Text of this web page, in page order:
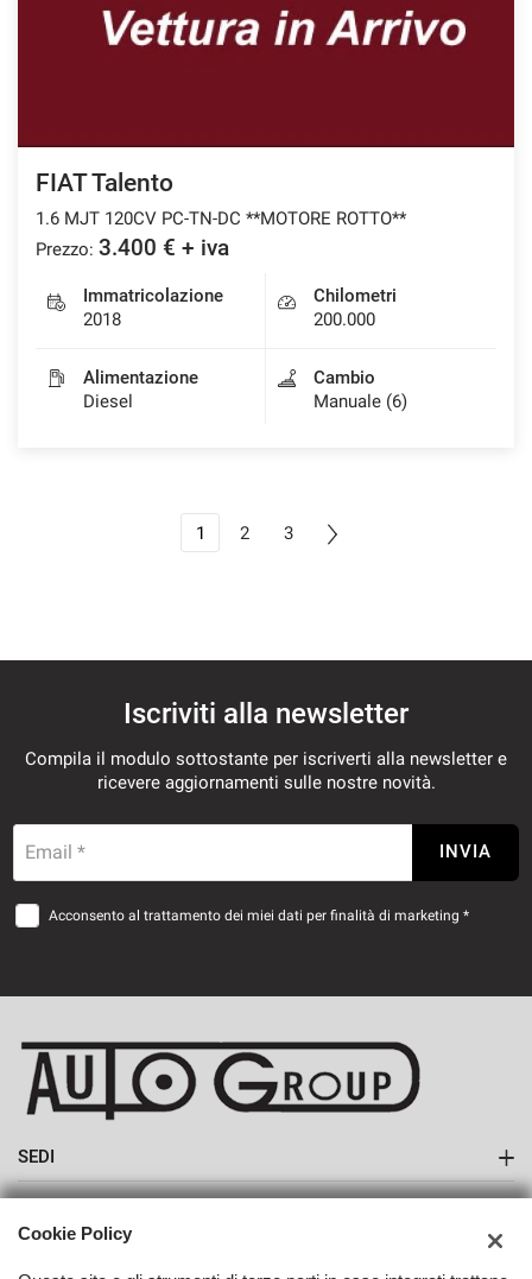
FIAT Talento
1.6 MJT 120CV PC-TN-DC **MOTORE ROTTO**
Prezzo: 3.400 € + iva
Immatricolazione
2018
Chilometri
200.000
Alimentazione
Diesel
Cambio
Manuale (6)
1 2 3
Iscriviti alla newsletter
Compila il modulo sottostante per iscriverti alla newsletter e
ricevere aggiornamenti sulle nostre novità.
Email * INVIA
Acconsento al trattamento dei miei dati per finalità di marketing *
SEDI
Sede di Monte San Savino
AZIENDA
Cookie Policy